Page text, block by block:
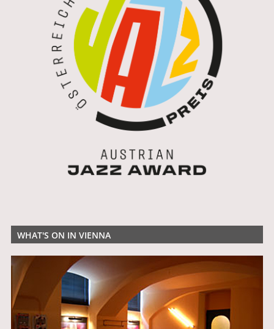
WHAT'S ON IN VIENNA